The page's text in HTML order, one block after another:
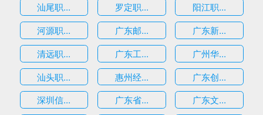
汕尾职...
罗定职...
阳江职...
河源职...
广东邮...
广东新...
清远职...
广东工...
广州华...
汕头职...
惠州经...
广东创...
深圳信...
广东省...
广东文...